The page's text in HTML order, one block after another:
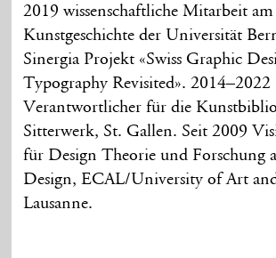
2019 wissenschaftliche Mitarbeit
Kunstgeschichte der Universität
Sinergia Projekt «Swiss Graphic
Typography Revisited». 2014–2022
Verantwortlicher für die
Sitterwerk, St. Gallen. Seit 2009
für Design Theorie und Forschung
Design, ECAL/University of Art
Lausanne.